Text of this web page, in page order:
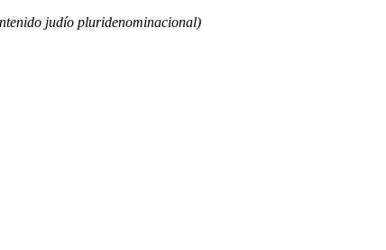
judío pluridenominacional)